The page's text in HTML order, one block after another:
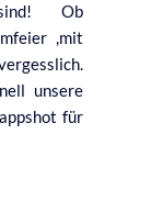
Ob
,mit
unsere
für